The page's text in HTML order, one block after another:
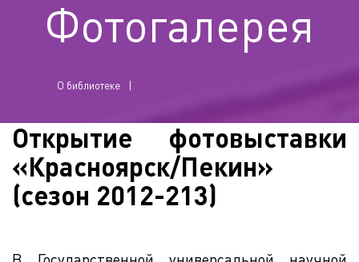
Фотогалерея
О библиотеке
Открытие фотовыставки
«Красноярск/Пекин»
(сезон 2012-213)